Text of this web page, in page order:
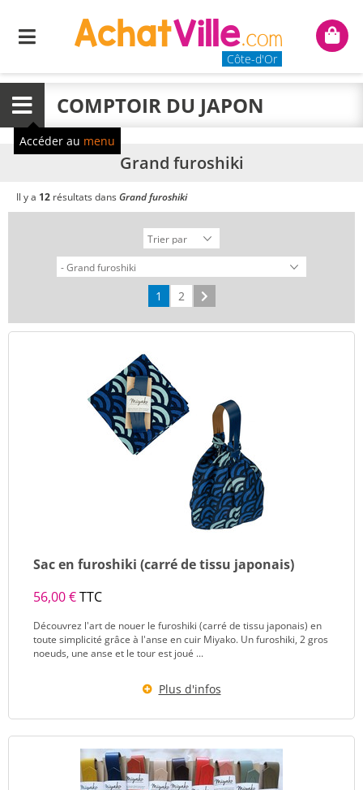
Menu
Côte-d'Or
Mon
Menu COMPTOIR DU JAPON
Accéder au menu
Grand furoshiki
Il y a 12 résultats dansGrand furoshiki
1 2
Sac en furoshiki (carré de tissu japonais)
56,00 €TTC
Découvrez l'art de nouer le furoshiki (carré de tissu japonais) en
toute simplicité grâce à l'anse en cuir Miyako. Un furoshiki, 2 gros
noeuds, une anse et le tour est joué ...
Plus d'infos